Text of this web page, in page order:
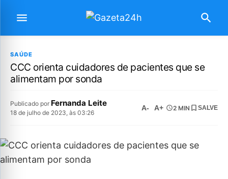
SAÚDE
CCC orienta cuidadores de pacientes que se
alimentam por sonda
Publicado por Fernanda Leite
18 de julho de 2023, às 03:26
A- A+ 2 MIN SALVE